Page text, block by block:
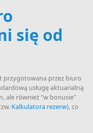
się od
przygotowana przez biuro
usługę aktuarialną
ale również "w bonusie"
Kalkulatora rezerw), co